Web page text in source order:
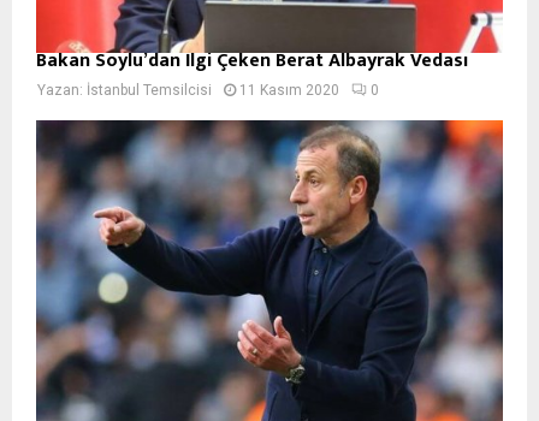
Bakan Soylu’dan İlgi Çeken Berat Albayrak Vedası
Yazan: İstanbul Temsilcisi 11 Kasım 2020 0